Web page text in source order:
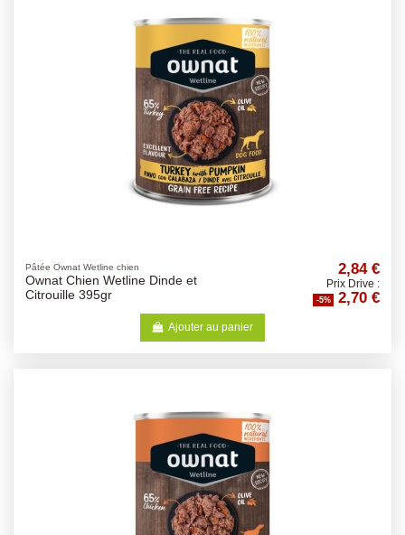
Pâtée Ownat Wetline chien
Ownat Chien Wetline Dinde et
Citrouille 395gr
2,84 €
Prix Drive :
-5% 2,70 €
Ajouter au panier